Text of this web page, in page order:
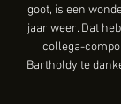
goot, is een
jaar weer. Dat
collega-
Bartholdy te